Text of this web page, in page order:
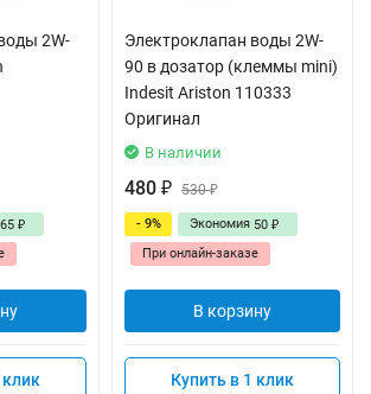
2W-
65 ₽
клик
Электроклапан воды 2W-
90 в дозатор (клеммы mini)
Indesit Ariston 110333
Оригинал
В наличии
480 ₽ 530₽
- 9% Экономия 50 ₽
При онлайн-заказе
В корзину
Купить в 1 клик